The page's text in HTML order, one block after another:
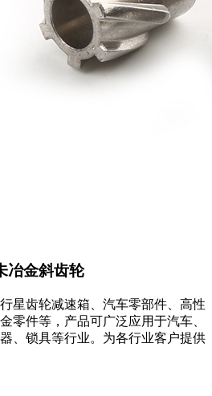
冶金斜齿轮
星齿轮减速箱、汽车零部件、高性
零件等，产品可广泛应用于汽车、
、锁具等行业。为各行业客户提供